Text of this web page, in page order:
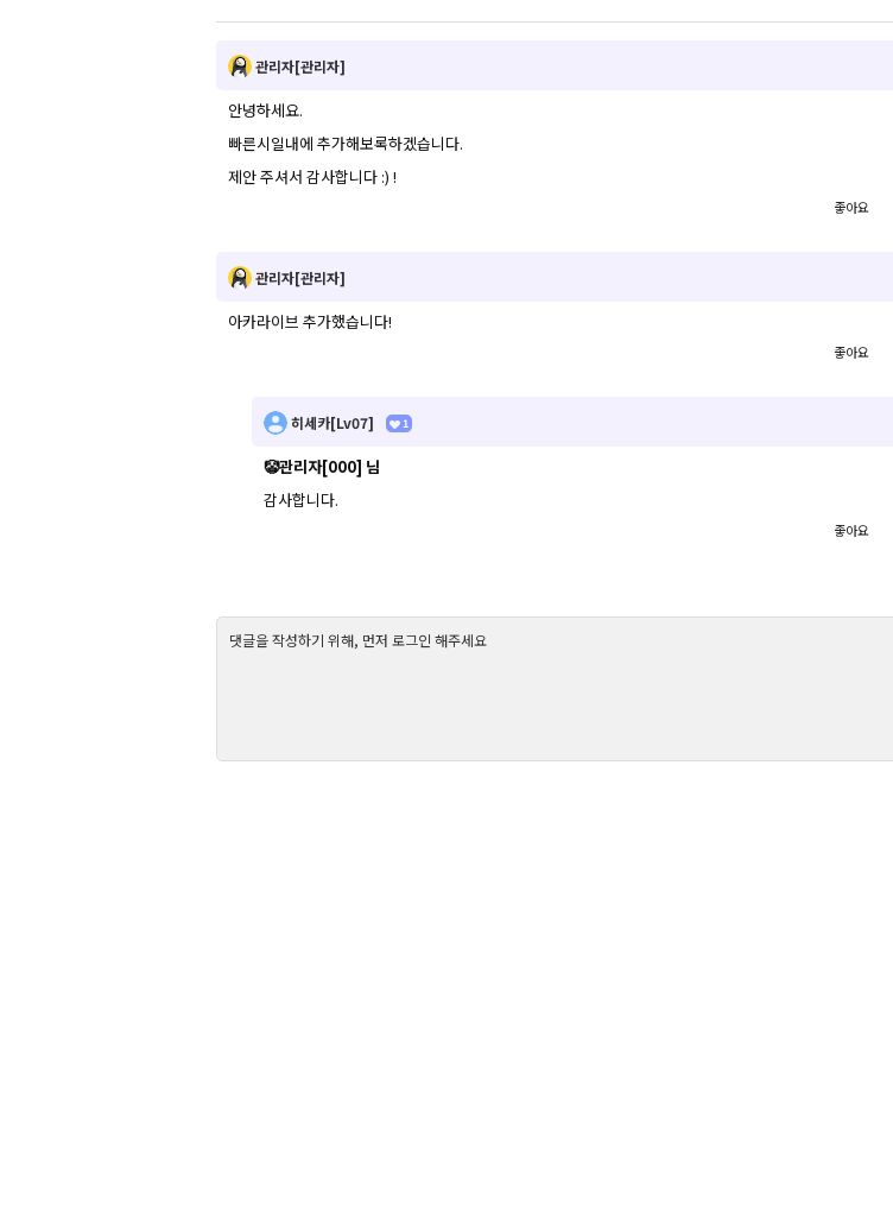
관리자[관리자]
안녕하세요.
빠른시일내에 추가해보록하겠습니다.
제안 주셔서 감사합니다 :) !
좋아요
관리자[관리자]
아카라이브 추가했습니다!
좋아요
히세카[Lv07] 1
🤡관리자[000] 님
감사합니다.
좋아요
댓글을 작성하기 위해, 먼저 로그인 해주세요